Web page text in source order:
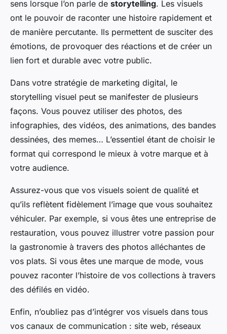
sens lorsque l’on parle de storytelling. Les visuels
ont le pouvoir de raconter une histoire rapidement et
de manière percutante. Ils permettent de susciter des
émotions, de provoquer des réactions et de créer un
lien fort et durable avec votre public.
Dans votre stratégie de marketing digital, le
storytelling visuel peut se manifester de plusieurs
façons. Vous pouvez utiliser des photos, des
infographies, des vidéos, des animations, des bandes
dessinées, des memes… L’essentiel étant de choisir le
format qui correspond le mieux à votre marque et à
votre audience.
Assurez-vous que vos visuels soient de qualité et
qu’ils reflètent fidèlement l’image que vous souhaitez
véhiculer. Par exemple, si vous êtes une entreprise de
restauration, vous pouvez illustrer votre passion pour
la gastronomie à travers des photos alléchantes de
vos plats. Si vous êtes une marque de mode, vous
pouvez raconter l’histoire de vos collections à travers
des défilés en vidéo.
Enfin, n’oubliez pas d’intégrer vos visuels dans tous
vos canaux de communication : site web, réseaux